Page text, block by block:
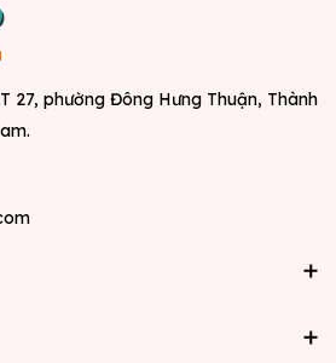
27, phường Đông Hưng Thuận, Thành